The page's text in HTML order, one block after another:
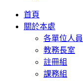
首頁
關於本處
各單位人
教務長室
註冊組
課務組